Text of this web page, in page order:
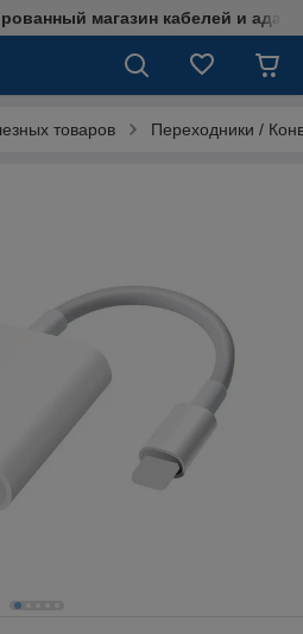
магазин кабелей и
товаров Переходники /